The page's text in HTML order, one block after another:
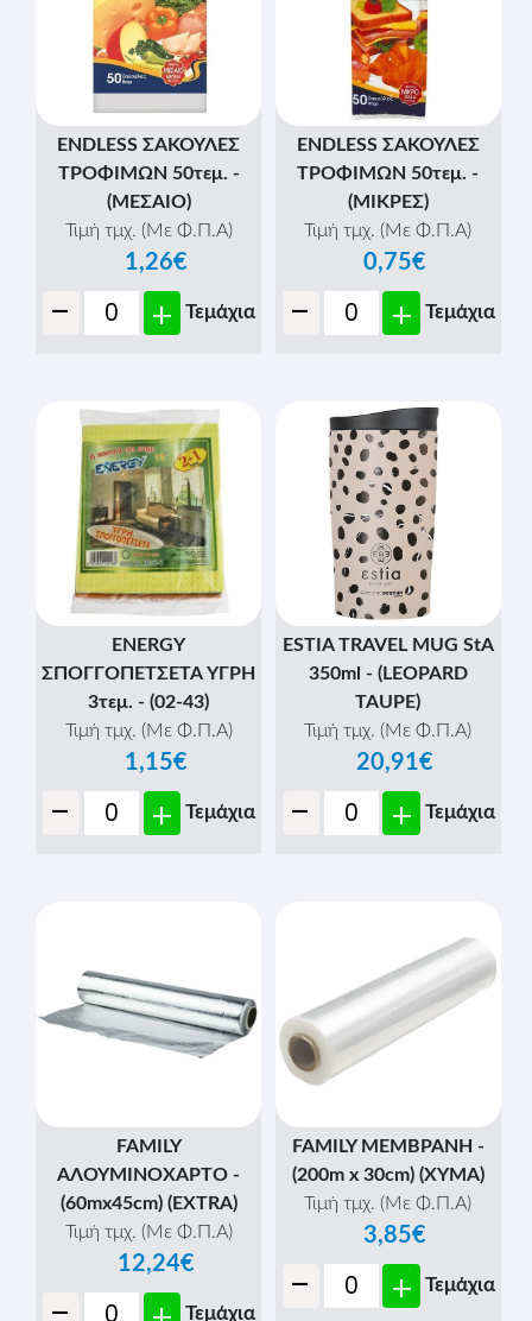
ENDLESS ΣΑΚΟΥΛΕΣ
ΤΡΟΦΙΜΩΝ 50τεμ. -
(ΜΕΣΑΙΟ)
Τιμή τμχ. (Με Φ.Π.Α)
1,26€
- + Τεμάχια
ENDLESS ΣΑΚΟΥΛΕΣ
ΤΡΟΦΙΜΩΝ 50τεμ. -
(ΜΙΚΡΕΣ)
Τιμή τμχ. (Με Φ.Π.Α)
0,75€
- + Τεμάχια
ENERGY
ΣΠΟΓΓΟΠΕΤΣΕΤΑ ΥΓΡΗ
3τεμ. - (02-43)
Τιμή τμχ. (Με Φ.Π.Α)
1,15€
- + Τεμάχια
ESTIA TRAVEL MUG StA
350ml - (LEOPARD
TAUPE)
Τιμή τμχ. (Με Φ.Π.Α)
20,91€
- + Τεμάχια
FAMILY
ΑΛΟΥΜΙΝΟΧΑΡΤΟ -
(60mx45cm) (EXTRA)
Τιμή τμχ. (Με Φ.Π.Α)
12,24€
Τεμάχια
FAMILY ΜΕΜΒΡΑΝΗ -
(200m x 30cm) (ΧΥΜΑ)
Τιμή τμχ. (Με Φ.Π.Α)
3,85€
- + Τεμάχια